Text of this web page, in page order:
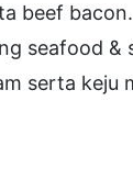
beef
seafood &
serta keju